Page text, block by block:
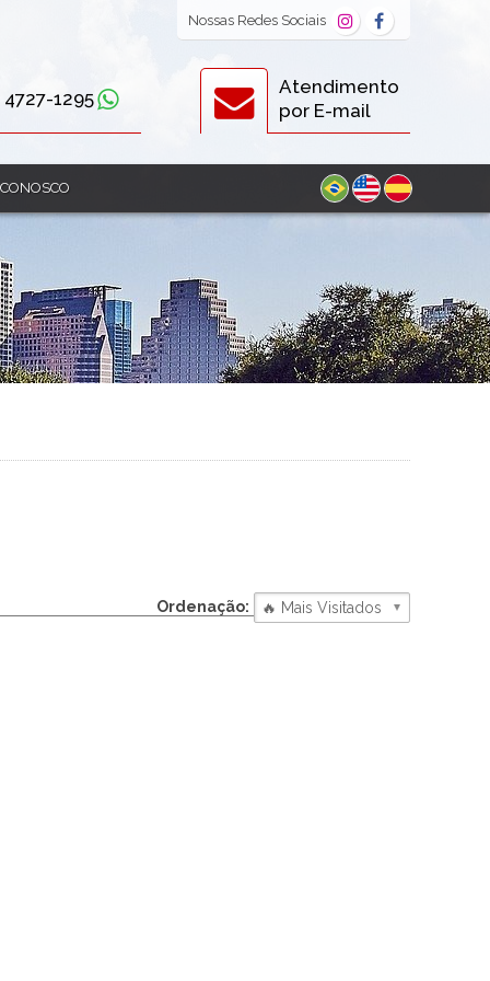
4727-1295
Atendimento
por E-mail
Nossas Redes Sociais
Ordenação: